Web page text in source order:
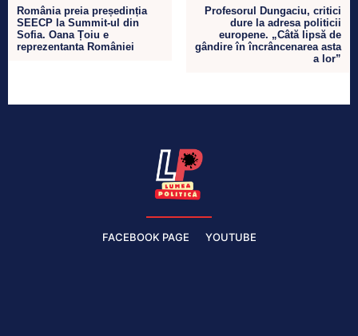
România preia președinția
SEECP la Summit-ul din
Sofia. Oana Țoiu e
reprezentanta României
Profesorul Dungaciu, critici
dure la adresa politicii
europene. „Câtă lipsă de
gândire în încrâncenarea asta
a lor”
FACEBOOK PAGE YOUTUBE